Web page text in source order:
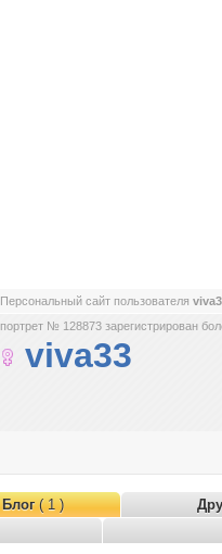
Персональный сайт пользователя
портрет № 128873 зарегистрирован
viva33
Блог( 1 )